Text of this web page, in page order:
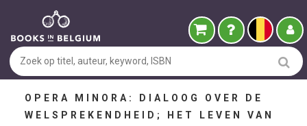
OPERA MINORA: DIALOOG OVER DE
WELSPREKENDHEID; HET LEVEN VAN